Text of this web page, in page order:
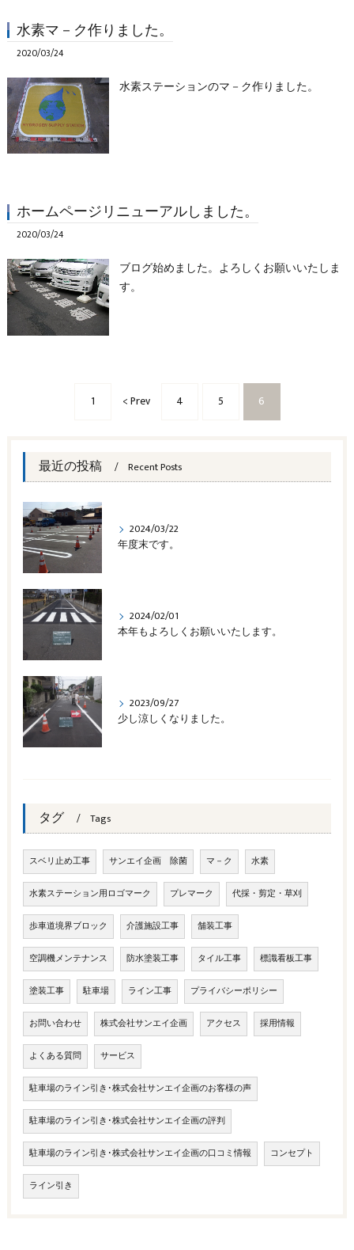
水素マ－ク作りました。
2020/03/24
水素ステーションのマ－ク作りました。
ホームページリニューアルしました。
2020/03/24
ブログ始めました。よろしくお願いいたしま
す。
1 < Prev 4 5 6
最近の投稿 Recent Posts
2024/03/22
年度末です。
2024/02/01
本年もよろしくお願いいたします。
2023/09/27
少し涼しくなりました。
タグ Tags
スベリ止め工事 サンエイ企画 除菌 マ－ク 水素
水素ステーション用ロゴマーク プレマーク 代採・剪定・草刈
歩車道境界ブロック 介護施設工事 舗装工事
空調機メンテナンス 防水塗装工事 タイル工事 標識看板工事
塗装工事 駐車場 ライン工事 プライバシーポリシー
お問い合わせ 株式会社サンエイ企画 アクセス 採用情報
よくある質問 サービス
駐車場のライン引き･株式会社サンエイ企画のお客様の声
駐車場のライン引き･株式会社サンエイ企画の評判
駐車場のライン引き･株式会社サンエイ企画の口コミ情報 コンセプト
ライン引き